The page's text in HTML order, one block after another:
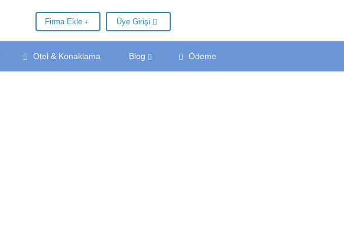
Firma Ekle Üye Girişi
Otel & Konaklama Blog Ödeme